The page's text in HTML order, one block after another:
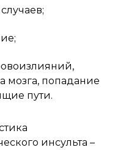
мозга, попадание
пути.
инсульта –